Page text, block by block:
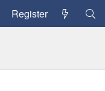
Register